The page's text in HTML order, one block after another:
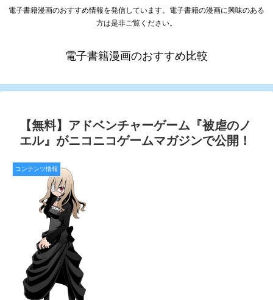
電子書籍漫画のおすすめ情報を発信しています。電子書籍の漫画に興味のある
方は是非ご覧ください。
電子書籍漫画のおすすめ比較
【無料】アドベンチャーゲーム『被虐のノ
エル』がニコニコゲームマガジンで公開！
コンテンツ情報